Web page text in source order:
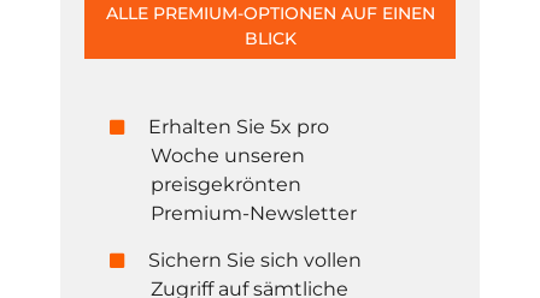
ALLE PREMIUM-OPTIONEN AUF EINEN
BLICK
Erhalten Sie 5x pro
Woche unseren
preisgekrönten
Premium-Newsletter
Sichern Sie sich vollen
Zugriff auf sämtliche